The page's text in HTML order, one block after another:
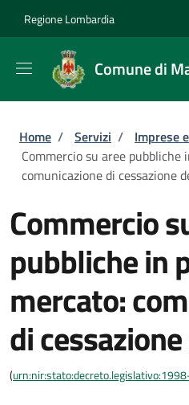
Regione Lombardia
Comune di
Briciole di pane
Home / Servizi / Imprese
Commercio su aree pubbliche
comunicazione di cessazione
Commercio
pubbliche in
mercato:
di
(